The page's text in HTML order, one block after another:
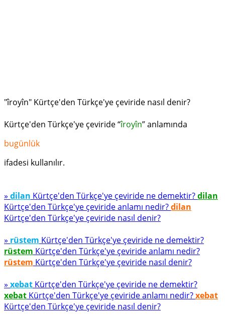
"îroyîn" Kürtçe'den Türkçe'ye çeviride nasıl denir?
Kürtçe'den Türkçe'ye çeviride “îroyîn” anlamında
bugünlük
ifadesi kullanılır.
» dilan Kürtçe'den Türkçe'ye çeviride ne demektir?dilan
Kürtçe'den Türkçe'ye çeviride anlamı nedir?dilan
Kürtçe'den Türkçe'ye çeviride nasıl denir?
» rüstem Kürtçe'den Türkçe'ye çeviride ne demektir?
rüstem Kürtçe'den Türkçe'ye çeviride anlamı nedir?
rüstem Kürtçe'den Türkçe'ye çeviride nasıl denir?
» xebat Kürtçe'den Türkçe'ye çeviride ne demektir?
xebat Kürtçe'den Türkçe'ye çeviride anlamı nedir?xebat
Kürtçe'den Türkçe'ye çeviride nasıl denir?